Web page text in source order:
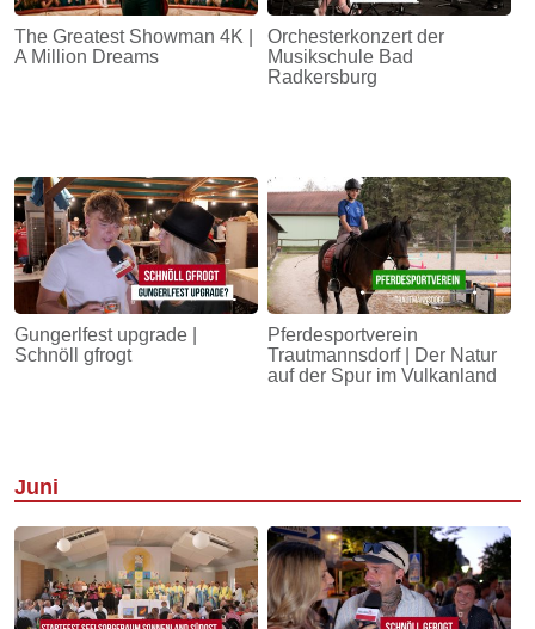
The Greatest Showman 4K |
A Million Dreams
Orchesterkonzert der
Musikschule Bad
Radkersburg
Gungerlfest upgrade |
Schnöll gfrogt
Pferdesportverein
Trautmannsdorf | Der Natur
auf der Spur im Vulkanland
Juni